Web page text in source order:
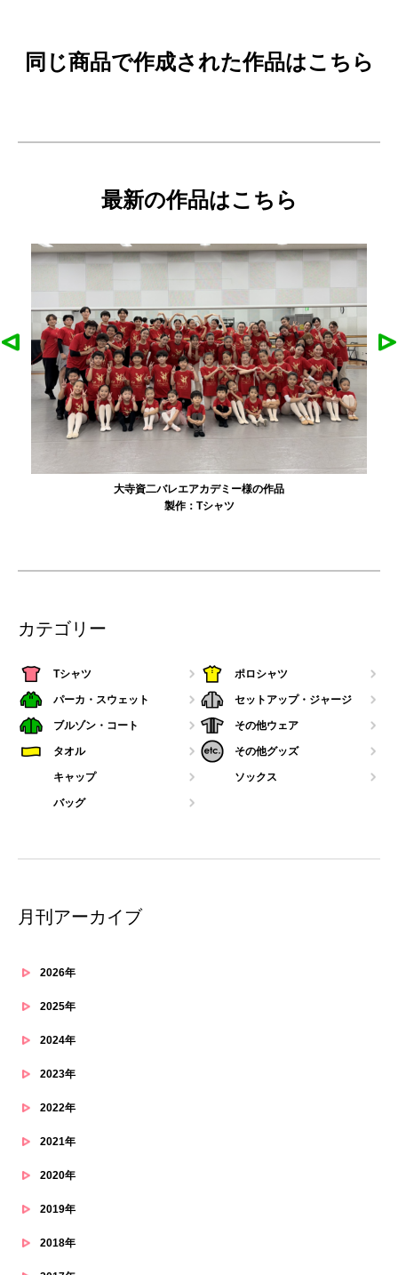
同じ商品で作成された作品はこちら
最新の作品はこちら
大寺資二バレエアカデミー様の作品
製作： Tシャツ
カテゴリー
Tシャツ ポロシャツ
パーカ・スウェット セットアップ・ジャージ
ブルゾン・コート その他ウェア
タオル その他グッズ
キャップ ソックス
バッグ
月刊アーカイブ
2026年
2025年
2024年
2023年
2022年
2021年
2020年
2019年
2018年